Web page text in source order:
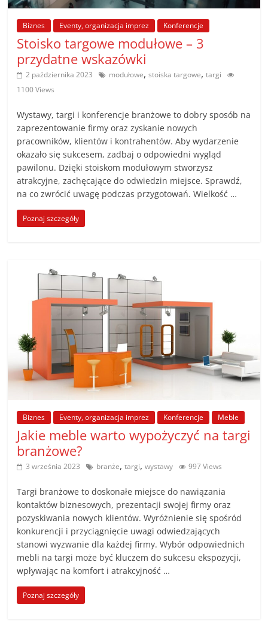
poradniki.
Porady
praktyczne
porady
wskazówki
poradniki
na
każdy
temat
Biznes Eventy, organizacja imprez Konferencje
Stoisko targowe modułowe – 3
przydatne wskazówki
2 października 2023 modułowe,stoiska targowe,targi
1100 Views
Wystawy, targi i konferencje branżowe to dobry sposób na
zaprezentowanie firmy oraz zyskanie nowych
pracowników, klientów i kontrahentów. Aby wydarzenie
okazało się sukcesem, zadbaj o odpowiedni wygląd
pawilonu. Dzięki stoiskom modułowym stworzysz
atrakcyjne, zachęcające do odwiedzin miejsce. Sprawdź,
na co zwrócić uwagę podczas przygotowań. Wielkość …
Poznaj szczegóły
Biznes Eventy, organizacja imprez Konferencje Meble
Jakie meble warto wypożyczyć na targi
branżowe?
3 września 2023 branże,targi,wystawy 997 Views
Targi branżowe to doskonałe miejsce do nawiązania
kontaktów biznesowych, prezentacji swojej firmy oraz
pozyskiwania nowych klientów. Wyróżnienie się spośród
konkurencji i przyciągnięcie uwagi odwiedzających
stanowi wyzwanie dla każdej firmy. Wybór odpowiednich
mebli na targi może być kluczem do sukcesu ekspozycji,
wpływając na komfort i atrakcyjność …
Poznaj szczegóły